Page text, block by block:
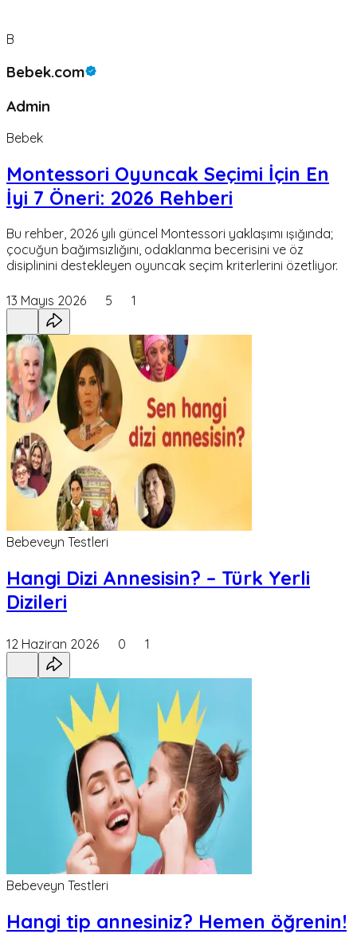
B
Bebek.com
Admin
Bebek
Montessori Oyuncak Seçimi İçin En
İyi 7 Öneri: 2026 Rehberi
Bu rehber, 2026 yılı güncel Montessori yaklaşımı ışığında;
çocuğun bağımsızlığını, odaklanma becerisini ve öz
disiplinini destekleyen oyuncak seçim kriterlerini özetliyor.
13 Mayıs 2026 5 1
Bebeveyn Testleri
Hangi Dizi Annesisin? – Türk Yerli
Dizileri
12 Haziran 2026 0 1
Bebeveyn Testleri
Hangi tip annesiniz? Hemen öğrenin!